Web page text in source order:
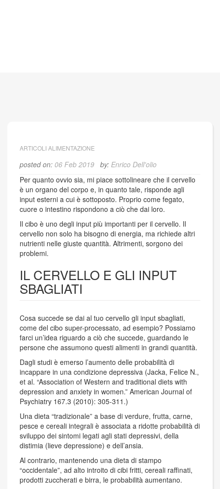
ARTICOLI ALIMENTAZIONE
posted on: 06 Feb 2019 by: Enrico Dell'olio
Per quanto ovvio sia, mi piace sottolineare che il cervello
è un organo del corpo e, in quanto tale, risponde agli
input esterni a cui è sottoposto. Proprio come fegato,
cuore o intestino rispondono a ciò che dai loro.
Il cibo è uno degli input più importanti per il cervello. Il
cervello non solo ha bisogno di energia, ma richiede altri
nutrienti nelle giuste quantità. Altrimenti, sorgono dei
problemi.
IL CERVELLO E GLI INPUT
SBAGLIATI
Cosa succede se dai al tuo cervello gli input sbagliati,
come del cibo super-processato, ad esempio? Possiamo
farci un’idea riguardo a ciò che succede, guardando le
persone che assumono questi alimenti in grandi quantità.
Dagli studi è emerso l’aumento delle probabilità di
incappare in una condizione depressiva (Jacka, Felice N.,
et al. “Association of Western and traditional diets with
depression and anxiety in women.” American Journal of
Psychiatry 167.3 (2010): 305-311.)
Una dieta “tradizionale” a base di verdure, frutta, carne,
pesce e cereali integrali è associata a ridotte probabilità di
sviluppo dei sintomi legati agli stati depressivi, della
distimia (lieve depressione) e dell’ansia.
Al contrario, mantenendo una dieta di stampo
“occidentale”, ad alto introito di cibi fritti, cereali raffinati,
prodotti zuccherati e birra, le probabilità aumentano.